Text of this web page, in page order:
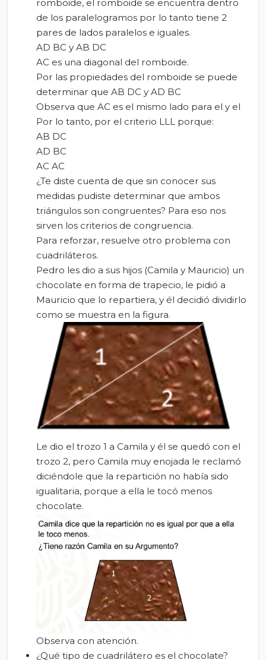
romboide, el romboide se encuentra dentro
de los paralelogramos por lo tanto tiene 2
pares de lados paralelos e iguales.
AD BC y AB DC
AC es una diagonal del romboide.
Por las propiedades del romboide se puede
determinar que AB DC y AD BC
Observa que AC es el mismo lado para el y el
Por lo tanto, por el criterio LLL porque:
AB DC
AD BC
AC AC
¿Te diste cuenta de que sin conocer sus
medidas pudiste determinar que ambos
triángulos son congruentes? Para eso nos
sirven los criterios de congruencia.
Para reforzar, resuelve otro problema con
cuadriláteros.
Pedro les dio a sus hijos (Camila y Mauricio) un
chocolate en forma de trapecio, le pidió a
Mauricio que lo repartiera, y él decidió dividirlo
como se muestra en la figura.
Le dio el trozo 1 a Camila y él se quedó con el
trozo 2, pero Camila muy enojada le reclamó
diciéndole que la repartición no había sido
igualitaria, porque a ella le tocó menos
chocolate.
Observa con atención.
¿Qué tipo de cuadrilátero es el chocolate?